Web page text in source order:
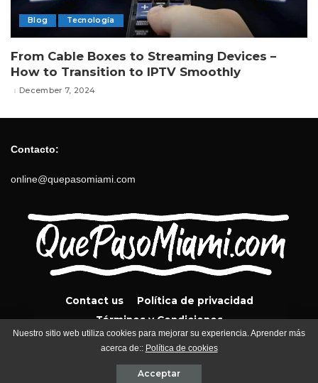
Blog Tecnología
From Cable Boxes to Streaming Devices –
How to Transition to IPTV Smoothly
December 7, 2024
Contacto:
online@quepasomiami.com
Contact us
Política de privacidad
Términos y Condiciones
QuePasoMiami.com 2024
Nuestro sitio web utiliza cookies para mejorar su experiencia. Aprender más
acerca de:: Política de cookies
Acceptar